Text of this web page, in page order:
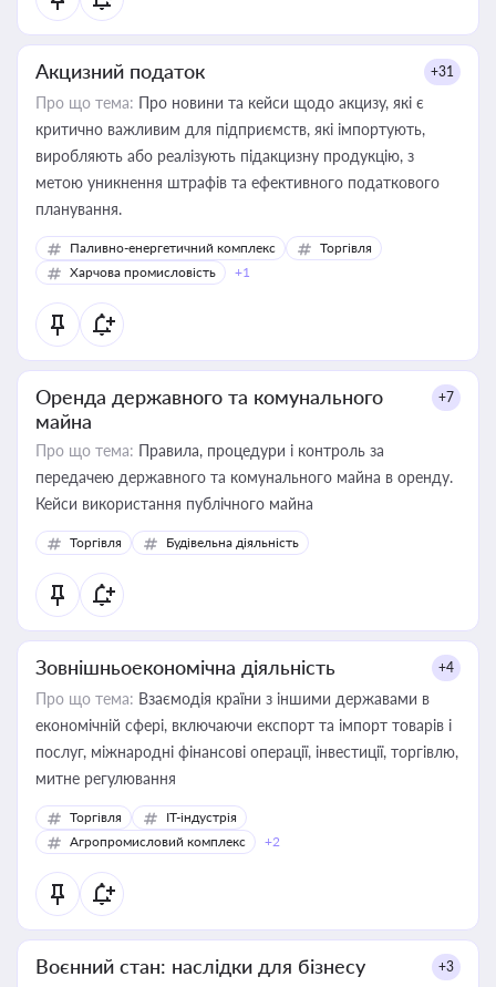
Акцизний податок +31
Про що тема: Про новини та кейси щодо акцизу, які є
критично важливим для підприємств, які імпортують,
виробляють або реалізують підакцизну продукцію, з
метою уникнення штрафів та ефективного податкового
планування.
Паливно-енергетичний комплекс
Торгівля
Харчова промисловість
+1
Оренда державного та комунального
майна
+7
Про що тема: Правила, процедури і контроль за
передачею державного та комунального майна в оренду.
Кейси використання публічного майна
Торгівля Будівельна діяльність
Зовнішньоекономічна діяльність +4
Про що тема: Взаємодія країни з іншими державами в
економічній сфері, включаючи експорт та імпорт товарів і
послуг, міжнародні фінансові операції, інвестиції, торгівлю,
митне регулювання
Торгівля
IT-індустрія
Агропромисловий комплекс
+2
Воєнний стан: наслідки для бізнесу +3